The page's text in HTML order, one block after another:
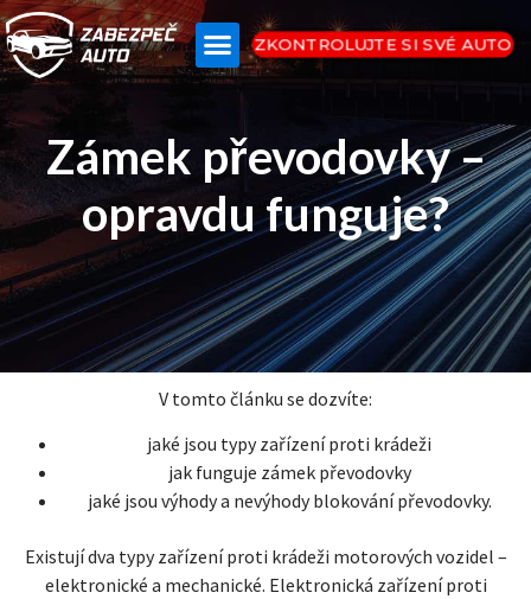
ZKONTROLUJTE SI SVÉ AUTO
Zámek převodovky –
opravdu funguje?
V tomto článku se dozvíte:
jaké jsou typy zařízení proti krádeži
jak funguje zámek převodovky
jaké jsou výhody a nevýhody blokování převodovky.
Existují dva typy zařízení proti krádeži motorových vozidel –
elektronické a mechanické. Elektronická zařízení proti